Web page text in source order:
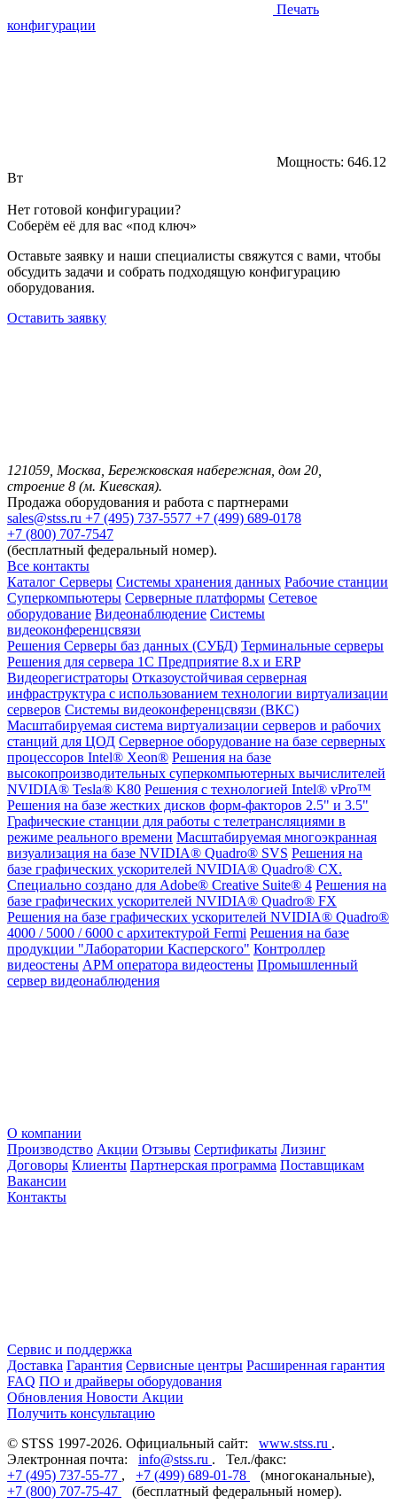
Печать
конфигурации
Мощность: 646.12
Вт
Нет готовой конфигурации?
Соберём её для вас «под ключ»
Оставьте заявку и наши специалисты свяжутся с вами, чтобы
обсудить задачи и собрать подходящую конфигурацию
оборудования.
Оставить заявку
121059, Москва, Бережковская набережная, дом 20,
строение 8 (м. Киевская).
Продажа оборудования и работа с партнерами
sales@stss.ru +7 (495) 737-5577 +7 (499) 689-0178
+7 (800) 707-7547
(бесплатный федеральный номер).
Все контакты
Каталог Серверы Системы хранения данных Рабочие станции
Суперкомпьютеры Серверные платформы Сетевое
оборудование Видеонаблюдение Системы
видеоконференцсвязи
Решения Серверы баз данных (СУБД) Терминальные серверы
Решения для сервера 1С Предприятие 8.x и ERP
Видеорегистраторы Отказоустойчивая серверная
инфраструктура с использованием технологии виртуализации
серверов Системы видеоконференцсвязи (ВКС)
Масштабируемая система виртуализации серверов и рабочих
станций для ЦОД Серверное оборудование на базе серверных
процессоров Intel® Xeon® Решения на базе
высокопроизводительных суперкомпьютерных вычислителей
NVIDIA® Tesla® K80 Решения с технологией Intel® vPro™
Решения на базе жестких дисков форм-факторов 2.5" и 3.5"
Графические станции для работы с телетрансляциями в
режиме реального времени Масштабируемая многоэкранная
визуализация на базе NVIDIA® Quadro® SVS Решения на
базе графических ускорителей NVIDIA® Quadro® CX.
Специально создано для Adobe® Creative Suite® 4 Решения на
базе графических ускорителей NVIDIA® Quadro® FX
Решения на базе графических ускорителей NVIDIA® Quadro®
4000 / 5000 / 6000 с архитектурой Fermi Решения на базе
продукции "Лаборатории Касперского" Контроллер
видеостены АРМ оператора видеостены Промышленный
сервер видеонаблюдения
О компании
Производство Акции Отзывы Сертификаты Лизинг
Договоры Клиенты Партнерская программа Поставщикам
Вакансии
Контакты
Сервис и поддержка
Доставка Гарантия Сервисные центры Расширенная гарантия
FAQ ПО и драйверы оборудования
Обновления Новости Акции
Получить консультацию
© STSS 1997-2026. Официальный сайт: www.stss.ru .
Электронная почта: info@stss.ru . Тел./факс:
+7 (495) 737-55-77 , +7 (499) 689-01-78
(многоканальные),
+7 (800) 707-75-47
(бесплатный федеральный номер).